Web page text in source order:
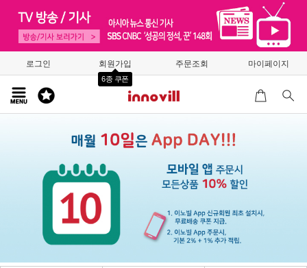
로그인 회원가입
6종 쿠폰
주문조회 마이페이지